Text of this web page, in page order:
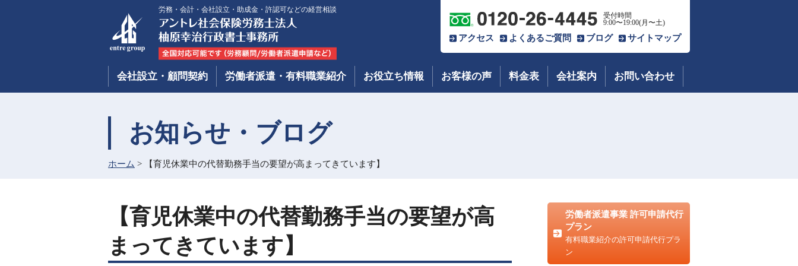
労務・会計・会社設立・助成金・許認可などの経営相談
受付時間
9:00〜19:00(月〜土)
アクセス よくあるご質問 ブログ サイトマップ
会社設立・顧問契約 労働者派遣・有料職業紹介 お役立ち情報 お客様の声 料金表 会社案内 お問い合わせ
お知らせ・ブログ
ホーム > 【育児休業中の代替勤務手当の要望が高まってきています】
【育児休業中の代替勤務手当の要望が高
まってきています】
労働者派遣事業 許可申請代行
プラン
有料職業紹介の許可申請代行プラ
ン